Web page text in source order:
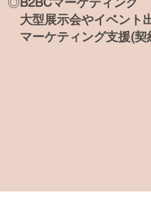
大型展示会やイベント
マーケティング支援(契